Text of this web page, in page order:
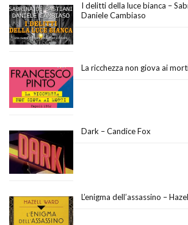
I delitti della luce bianca –
Daniele Cambiaso
La ricchezza non giova ai
Dark – Candice Fox
L’enigma dell’assassino –